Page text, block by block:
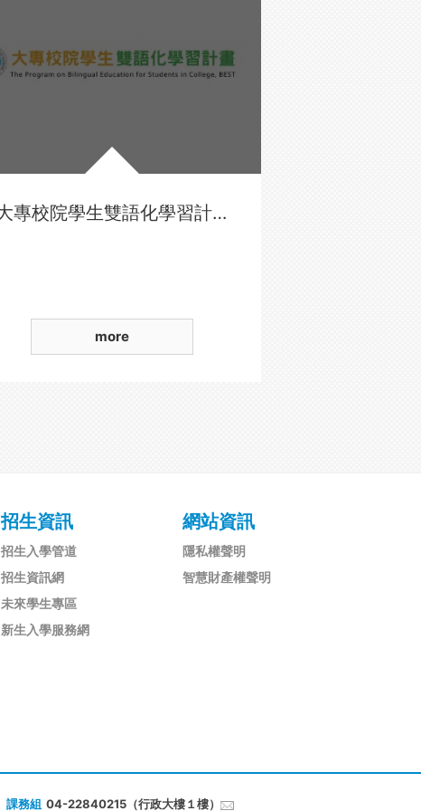
大專校院學生雙語化學習計畫
more
招生資訊
招生入學管道
招生資訊網
未來學生專區
新生入學服務網
網站資訊
隱私權聲明
智慧財產權聲明
課務組 04-22840215（行政大樓１樓）